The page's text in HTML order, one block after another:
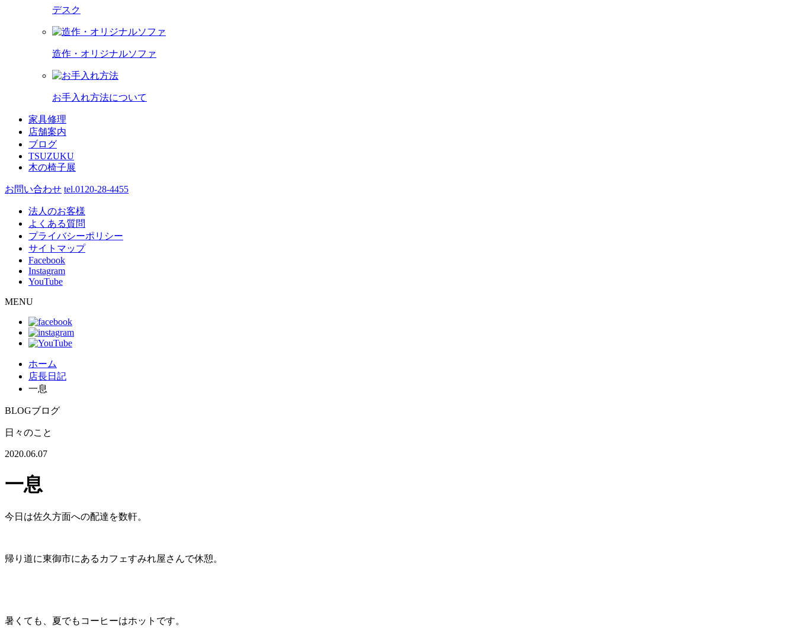
デスク
造作・オリジナルソファ
お手入れ方法について
家具修理
店舗案内
ブログ
TSUZUKU
木の椅子展
お問い合わせ tel.0120-28-4455
法人のお客様
よくある質問
プライバシーポリシー
サイトマップ
Facebook
Instagram
YouTube
MENU
ホーム
店長日記
一息
BLOGブログ
日々のこと
2020.06.07
一息
今日は佐久方面への配達を数軒。
帰り道に東御市にあるカフェすみれ屋さんで休憩。
暑くても、夏でもコーヒーはホットです。